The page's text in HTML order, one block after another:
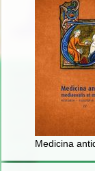
Medicina